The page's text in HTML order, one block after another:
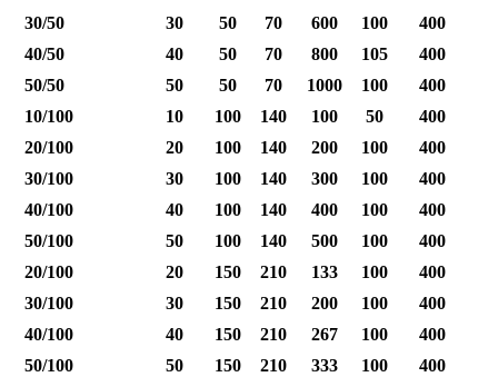
30/50
30 50 70 600 100 400
40/50
40 50 70 800 105 400
50/50
50 50 70 1000 100 400
10/100
10 100 140 100 50 400
20/100
20 100 140 200 100 400
30/100
30 100 140 300 100 400
40/100
40 100 140 400 100 400
50/100
50 100 140 500 100 400
20/100
20 150 210 133 100 400
30/100
30 150 210 200 100 400
40/100
40 150 210 267 100 400
50/100
50 150 210 333 100 400